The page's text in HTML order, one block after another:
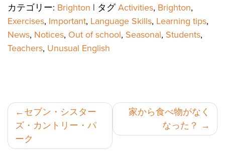
カテゴリー: Brighton | タグActivities, Brighton,
Exercises, Important, Language Skills, Learning tips,
News, Notices, Out of school, Seasonal, Students,
Teachers, Unusual English
投
稿
ナ
セブン・シスター
ズ・カントリー・パ
ーク
家から食べ物がなく
なった？